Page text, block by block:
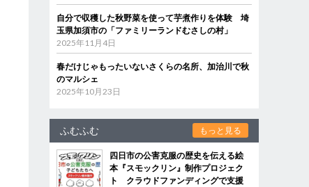
自分で収穫した秋野菜を使って芋煮作りを体験 埼
玉県加須市の「ファミリーランドむさしの村」
2025年11月4日
春だけじゃもったいないさくらの名所、加治川で秋
のマルシェ
2025年10月23日
ふむふむ もっと見る
四日市の公害克服の歴史を伝える絵
本『スモックリン』制作プロジェク
ト クラウドファンディングで支援